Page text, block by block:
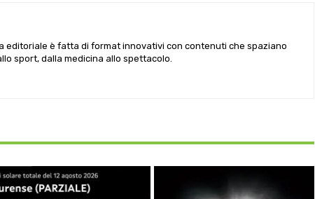
editoriale è fatta di format innovativi con contenuti che spaziano
sport, dalla medicina allo spettacolo.